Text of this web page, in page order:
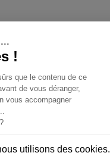
!
que le contenu de ce
de vous déranger,
vous accompagner
utilisons des cookies.